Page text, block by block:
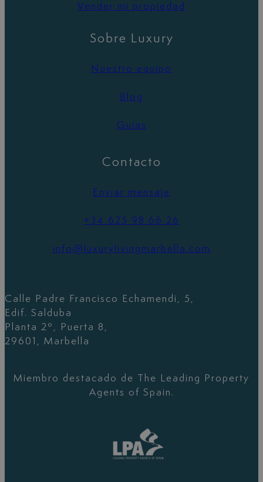
Vender mi propiedad
Sobre Luxury
Nuestro equipo
Blog
Guías
Contacto
Enviar mensaje
+34 625 98 66 26
info@luxurylivingmarbella.com
Calle Padre Francisco Echamendi, 5,
Edif. Salduba
Planta 2º, Puerta 8,
29601, Marbella
Miembro destacado de The Leading Property
Agents of Spain.